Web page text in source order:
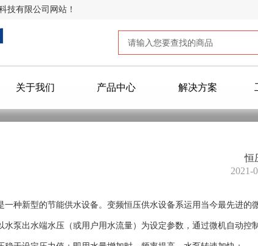
技有限公司网站！
关于我们 产品中心 解决方案
恒
2021-
一种新型的节能供水设备。变频恒压供水设备系运用当今最先进的
泵出水端水压（或用户用水流量）为设定参数，通过微机自动控